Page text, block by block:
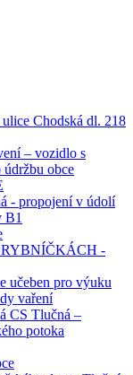
Chodská dl. 218
– vozidlo s
obce
- propojení v údolí
B1
RYBNÍČKÁCH -
učeben pro výuku
vaření
CS Tlučná –
potoka